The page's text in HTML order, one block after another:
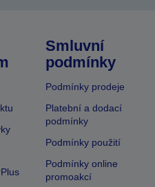
Smluvní
podmínky
Podmínky prodeje
Platební a dodací
podmínky
Podmínky použití
Podmínky online
promoakcí